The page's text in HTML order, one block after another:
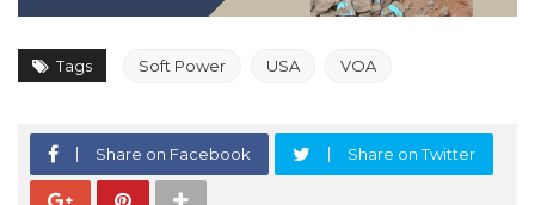
Tags Soft Power USA VOA
Share on Facebook Share on Twitter